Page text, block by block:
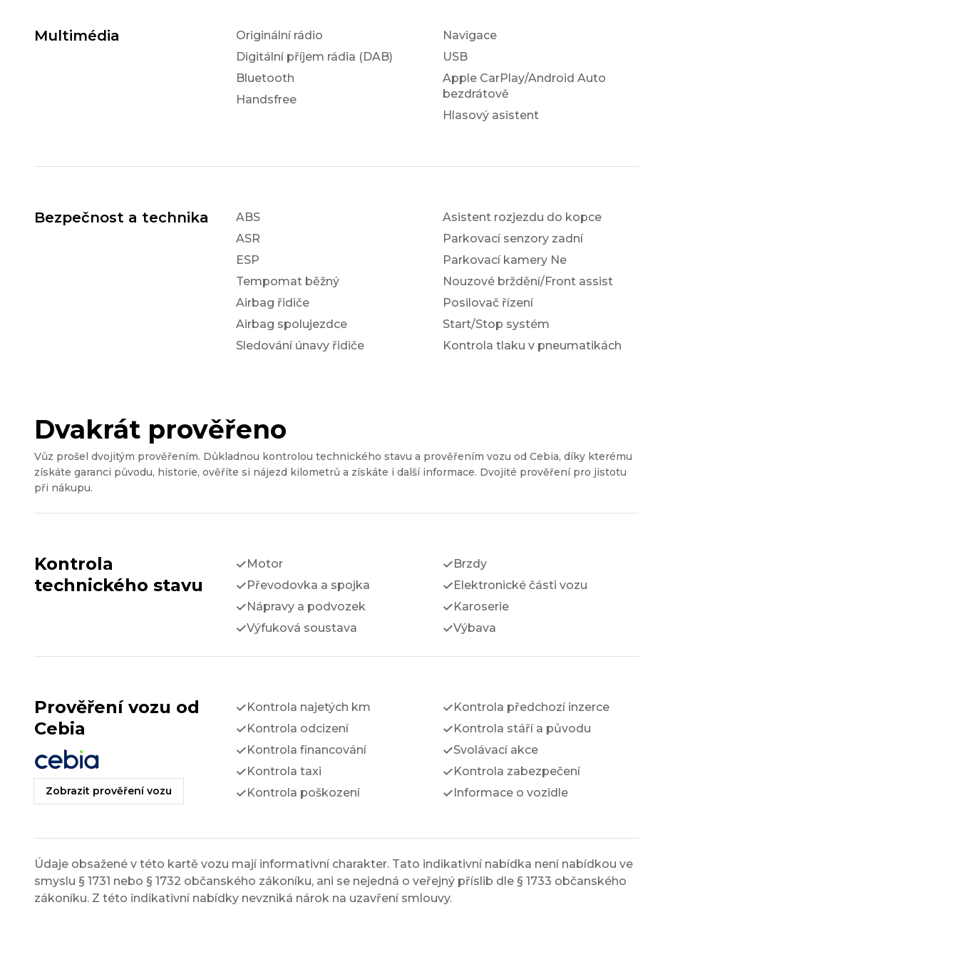
Multimédia
Originální rádio
Digitální příjem rádia (DAB)
Bluetooth
Handsfree
Navigace
USB
Apple CarPlay/Android Auto
bezdrátově
Hlasový asistent
Bezpečnost a technika
ABS
ASR
ESP
Tempomat běžný
Airbag řidiče
Airbag spolujezdce
Sledování únavy řidiče
Asistent rozjezdu do kopce
Parkovací senzory zadní
Parkovací kamery Ne
Nouzové brždění/Front assist
Posilovač řízení
Start/Stop systém
Kontrola tlaku v pneumatikách
Dvakrát prověřeno
Vůz prošel dvojitým prověřením. Důkladnou kontrolou technického stavu a prověřením vozu od Cebia, díky kterému
získáte garanci původu, historie, ověříte si nájezd kilometrů a získáte i další informace. Dvojité prověření pro jistotu
při nákupu.
Kontrola
technického stavu
Motor
Převodovka a spojka
Nápravy a podvozek
Výfuková soustava
Brzdy
Elektronické části vozu
Karoserie
Výbava
Prověření vozu od
Cebia
Zobrazit prověření vozu
Kontrola najetých km
Kontrola odcizení
Kontrola financování
Kontrola taxi
Kontrola poškození
Kontrola předchozí inzerce
Kontrola stáří a původu
Svolávací akce
Kontrola zabezpečení
Informace o vozidle
Údaje obsažené v této kartě vozu mají informativní charakter. Tato indikativní nabídka není nabídkou ve
smyslu § 1731 nebo § 1732 občanského zákoníku, ani se nejedná o veřejný příslib dle § 1733 občanského
zákoníku. Z této indikativní nabídky nevzniká nárok na uzavření smlouvy.